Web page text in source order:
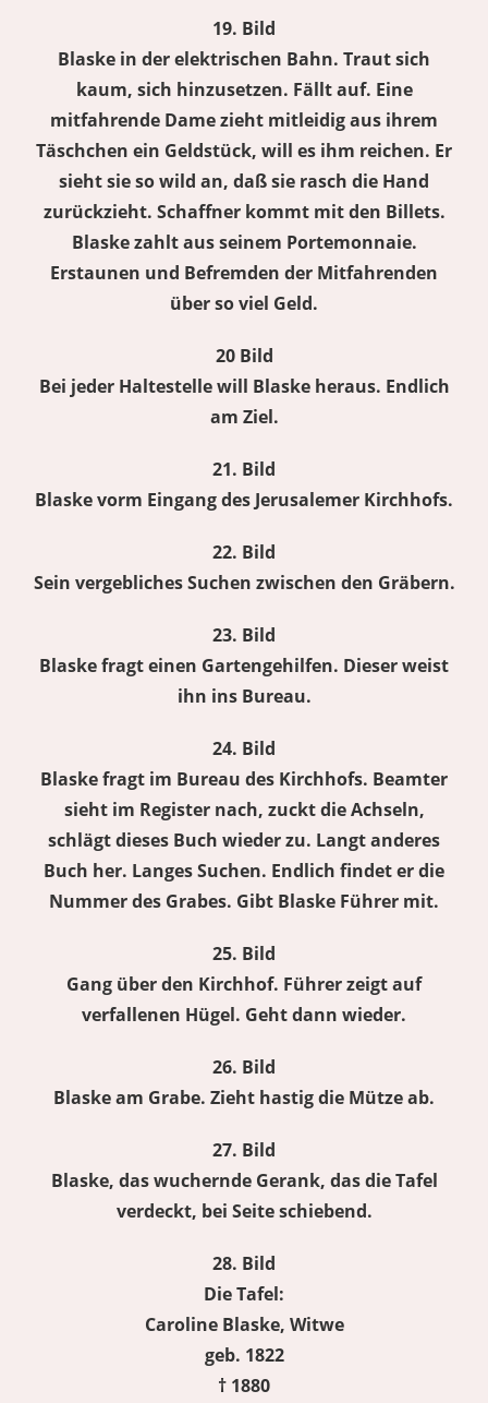
19. Bild
Blaske in der elektrischen Bahn. Traut sich
kaum, sich hinzusetzen. Fällt auf. Eine
mitfahrende Dame zieht mitleidig aus ihrem
Täschchen ein Geldstück, will es ihm reichen. Er
sieht sie so wild an, daß sie rasch die Hand
zurückzieht. Schaffner kommt mit den Billets.
Blaske zahlt aus seinem Portemonnaie.
Erstaunen und Befremden der Mitfahrenden
über so viel Geld.
20 Bild
Bei jeder Haltestelle will Blaske heraus. Endlich
am Ziel.
21. Bild
Blaske vorm Eingang des Jerusalemer Kirchhofs.
22. Bild
Sein vergebliches Suchen zwischen den Gräbern.
23. Bild
Blaske fragt einen Gartengehilfen. Dieser weist
ihn ins Bureau.
24. Bild
Blaske fragt im Bureau des Kirchhofs. Beamter
sieht im Register nach, zuckt die Achseln,
schlägt dieses Buch wieder zu. Langt anderes
Buch her. Langes Suchen. Endlich findet er die
Nummer des Grabes. Gibt Blaske Führer mit.
25. Bild
Gang über den Kirchhof. Führer zeigt auf
verfallenen Hügel. Geht dann wieder.
26. Bild
Blaske am Grabe. Zieht hastig die Mütze ab.
27. Bild
Blaske, das wuchernde Gerank, das die Tafel
verdeckt, bei Seite schiebend.
28. Bild
Die Tafel:
Caroline Blaske, Witwe
geb. 1822
† 1880